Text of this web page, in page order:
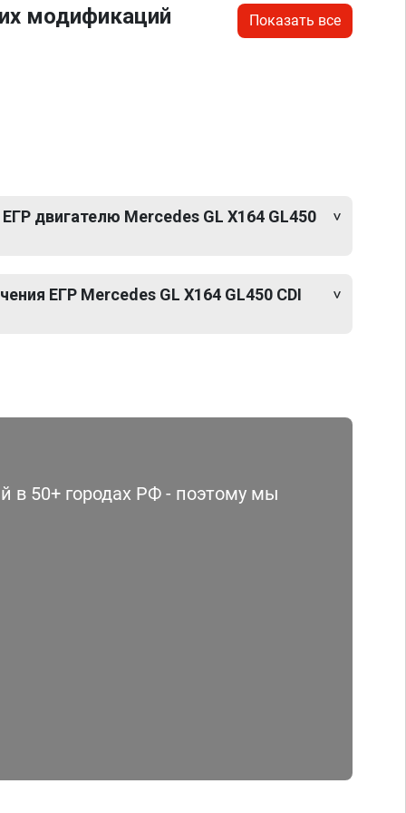
модификаций Показать все
двигателю Mercedes GL X164 GL450
ЕГР Mercedes GL X164 GL450 CDI
в 50+ городах РФ - поэтому мы